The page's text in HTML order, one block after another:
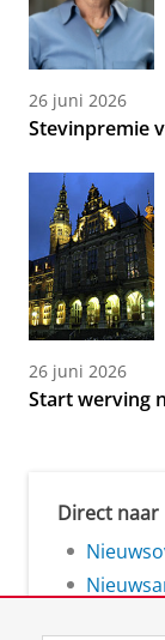
26 juni 2026
Stevinpremie
26 juni 2026
Start werving
Direct naar